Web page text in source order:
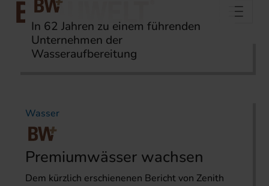
Startseite Themen Wasser
In 62 Jahren zu einem führenden
Unternehmen der
Wasseraufbereitung
Wasser
Premiumwässer wachsen
Dem kürzlich erschienenen Bericht von Zenith